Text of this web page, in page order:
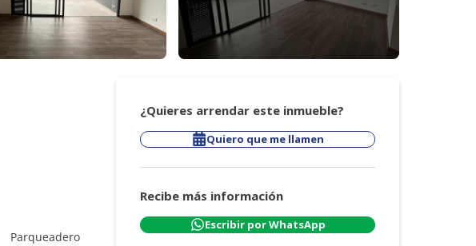
Parqueadero
¿Quieres arrendar este inmueble?
Quiero que me llamen
Recibe más información
Escribir por WhatsApp